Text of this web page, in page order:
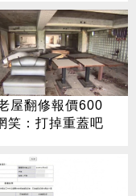
屋翻修報價600
笑：打掉重蓋吧